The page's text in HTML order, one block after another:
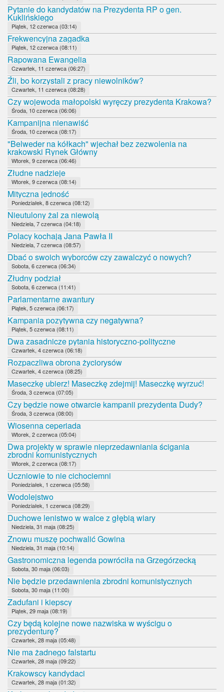
Pytanie do kandydatów na Prezydenta RP o gen.
Kuklińskiego
Piątek, 12 czerwca (03:14)
Frekwencyjna zagadka
Piątek, 12 czerwca (08:11)
Rapowana Ewangelia
Czwartek, 11 czerwca (06:27)
Źli, bo korzystali z pracy niewolników?
Czwartek, 11 czerwca (08:28)
Czy wojewoda małopolski wyręczy prezydenta Krakowa?
Środa, 10 czerwca (06:06)
Kampanijna nienawiść
Środa, 10 czerwca (08:17)
"Belweder na kółkach" wjechał bez zezwolenia na
krakowski Rynek Główny
Wtorek, 9 czerwca (06:46)
Złudne nadzieje
Wtorek, 9 czerwca (08:14)
Mityczna jedność
Poniedziałek, 8 czerwca (08:12)
Nieutulony żal za niewolą
Niedziela, 7 czerwca (04:18)
Polacy kochają Jana Pawła II
Niedziela, 7 czerwca (08:57)
Dbać o swoich wyborców czy zawalczyć o nowych?
Sobota, 6 czerwca (06:34)
Złudny podział
Sobota, 6 czerwca (11:41)
Parlamentarne awantury
Piątek, 5 czerwca (06:17)
Kampania pozytywna czy negatywna?
Piątek, 5 czerwca (08:11)
Dwa zasadnicze pytania historyczno-polityczne
Czwartek, 4 czerwca (06:18)
Rozpaczliwa obrona życiorysów
Czwartek, 4 czerwca (08:25)
Maseczkę ubierz! Maseczkę zdejmij! Maseczkę wyrzuć!
Środa, 3 czerwca (07:05)
Czy będzie nowe otwarcie kampanii prezydenta Dudy?
Środa, 3 czerwca (08:00)
Wiosenna ceperiada
Wtorek, 2 czerwca (05:04)
Dwa projekty w sprawie nieprzedawniania ścigania
zbrodni komunistycznych
Wtorek, 2 czerwca (08:17)
Uczniowie to nie cichociemni
Poniedziałek, 1 czerwca (05:58)
Wodolejstwo
Poniedziałek, 1 czerwca (08:29)
Duchowe lenistwo w walce z głębią wiary
Niedziela, 31 maja (08:25)
Znowu muszę pochwalić Gowina
Niedziela, 31 maja (10:14)
Gastronomiczna legenda powróciła na Grzegórzecką
Sobota, 30 maja (06:03)
Nie będzie przedawnienia zbrodni komunistycznych
Sobota, 30 maja (11:00)
Zadufani i kiepscy
Piątek, 29 maja (08:19)
Czy będą kolejne nowe nazwiska w wyścigu o
prezydenturę?
Czwartek, 28 maja (05:48)
Nie ma żadnego falstartu
Czwartek, 28 maja (09:22)
Krakowscy kandydaci
Czwartek, 28 maja (01:32)